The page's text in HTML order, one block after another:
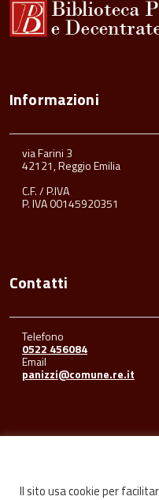
Informazioni
via Farini 3
42121, Reggio Emilia
C.F. / P.IVA
P. IVA 00145920351
Contatti
Telefono
0522 456084
Email
panizzi@comune.re.it
Il sito usa cookie per